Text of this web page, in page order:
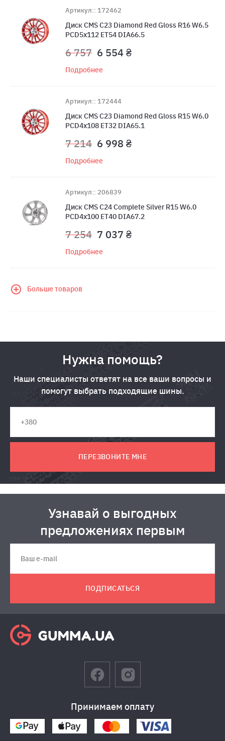
Артикул:: 172462
Диск CMS C23 Diamond Red Gloss R16 W6.5
PCD5x112 ET54 DIA66.5
6 757 6 554 ₴
Подробнее
Артикул:: 172444
Диск CMS C23 Diamond Red Gloss R15 W6.0
PCD4x108 ET32 DIA65.1
7 214 6 998 ₴
Подробнее
Артикул:: 206839
Диск CMS C24 Complete Silver R15 W6.0
PCD4x100 ET40 DIA67.2
7 254 7 037 ₴
Подробнее
Больше товаров
Нужна помощь?
Наши специалисты ответят на все ваши вопросы и
помогут выбрать подходящие шины.
ПЕРЕЗВОНИТЕ МНЕ
Узнавай о выгодных
предложениях первым
ПОДПИСАТЬСЯ
Принимаем оплату